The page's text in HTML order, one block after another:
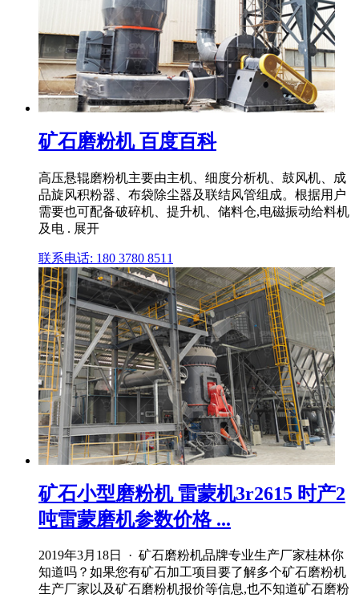
矿石磨粉机 百度百科
高压悬辊磨粉机主要由主机、细度分析机、鼓风机、成
品旋风积粉器、布袋除尘器及联结风管组成。根据用户
需要也可配备破碎机、提升机、储料仓,电磁振动给料机
及电 . 展开
联系电话: 180 3780 8511
矿石小型磨粉机 雷蒙机3r2615 时产2
吨雷蒙磨机参数价格 ...
2019年3月18日 · 矿石磨粉机品牌专业生产厂家桂林你
知道吗？如果您有矿石加工项目要了解多个矿石磨粉机
生产厂家以及矿石磨粉机报价等信息,也不知道矿石磨粉